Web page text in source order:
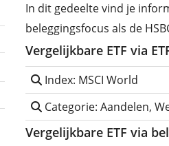
In dit gedeelte vind je
beleggingsfocus als de
Vergelijkbare ETF via
Index: MSCI World
Categorie: Aandelen,
Vergelijkbare ETF via